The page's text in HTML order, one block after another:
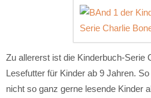
Zu allererst ist die Kinderbuch-Serie
Lesefutter für Kinder ab 9 Jahren.
nicht so ganz gerne lesende Kinder